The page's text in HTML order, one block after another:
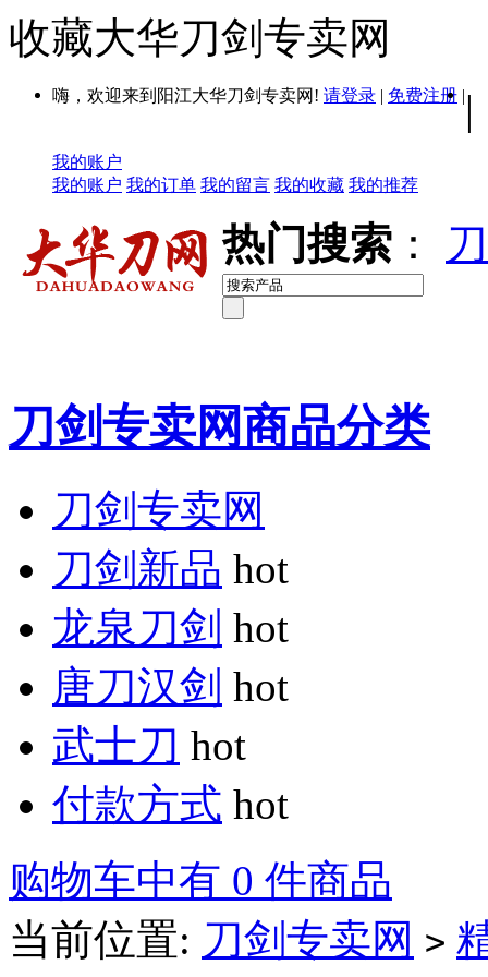
收藏大华刀剑专卖网
嗨，欢迎来到阳江大华刀剑专卖网! 请登录 | 免费注册 | |
我的账户
我的账户 我的订单 我的留言 我的收藏 我的推荐
热门搜索 ：
刀剑专卖网商品分类
刀剑专卖网
刀剑新品 hot
龙泉刀剑 hot
唐刀汉剑 hot
武士刀 hot
付款方式 hot
购物车中有 0 件商品
当前位置: 刀剑专卖网 >